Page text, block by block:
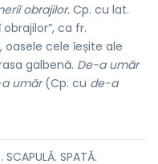
obrajilor.Cp. cu lat.
obrajilor”, ca fr.
oasele cele ĭeșite ale
galbenă. De-a umăr
umăr(Cp. cu de-a
SPATĂ.